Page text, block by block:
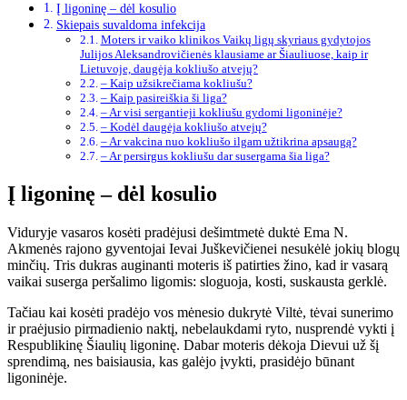
Į ligoninę – dėl kosulio
Skiepais suvaldoma infekcija
Moters ir vaiko klinikos Vaikų ligų skyriaus gydytojos
Julijos Aleksandrovičienės klausiame ar Šiauliuose, kaip ir
Lietuvoje, daugėja kokliušo atvejų?
– Kaip užsikrečiama kokliušu?
– Kaip pasireiškia ši liga?
– Ar visi sergantieji kokliušu gydomi ligoninėje?
– Kodėl daugėja kokliušo atvejų?
– Ar vakcina nuo kokliušo ilgam užtikrina apsaugą?
– Ar persirgus kokliušu dar susergama šia liga?
Į ligoninę – dėl kosulio
Viduryje vasaros kosėti pradėjusi dešimtmetė duktė Ema N.
Akmenės rajono gyventojai Ievai Juškevičienei nesukėlė jokių blogų
minčių. Tris dukras auginanti moteris iš patirties žino, kad ir vasarą
vaikai suserga peršalimo ligomis: sloguoja, kosti, suskausta gerklė.
Tačiau kai kosėti pradėjo vos mėnesio dukrytė Viltė, tėvai sunerimo
ir praėjusio pirmadienio naktį, nebelaukdami ryto, nusprendė vykti į
Respublikinę Šiaulių ligoninę. Dabar moteris dėkoja Dievui už šį
sprendimą, nes baisiausia, kas galėjo įvykti, prasidėjo būnant
ligoninėje.